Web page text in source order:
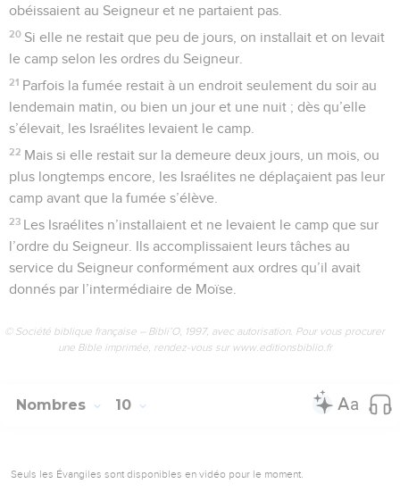
obéissaient au Seigneur et ne partaient pas.
20 Si elle ne restait que peu de jours, on installait et on levait
le camp selon les ordres du Seigneur.
21 Parfois la fumée restait à un endroit seulement du soir au
lendemain matin, ou bien un jour et une nuit ; dès qu’elle
s’élevait, les Israélites levaient le camp.
22 Mais si elle restait sur la demeure deux jours, un mois, ou
plus longtemps encore, les Israélites ne déplaçaient pas leur
camp avant que la fumée s’élève.
23 Les Israélites n’installaient et ne levaient le camp que sur
l’ordre du Seigneur. Ils accomplissaient leurs tâches au
service du Seigneur conformément aux ordres qu’il avait
donnés par l’intermédiaire de Moïse.
© Société biblique française – Bibli’O, 1997, avec autorisation. Pour vous procurer
une Bible imprimée, rendez-vous sur www.editionsbiblio.fr
Nombres 10
Seuls les Évangiles sont disponibles en vidéo pour le moment.